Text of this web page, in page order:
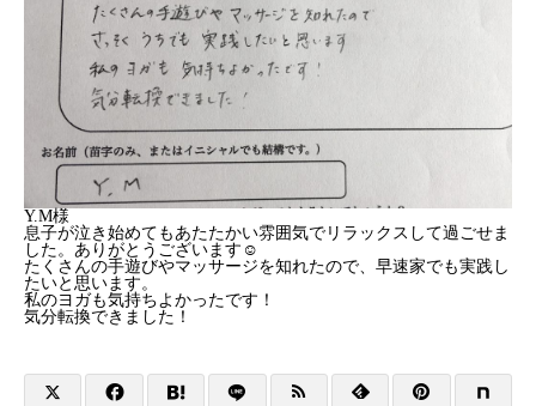
Y.M様
息子が泣き始めてもあたたかい雰囲気でリラックスして過ごせま
した。ありがとうございます☺️
たくさんの手遊びやマッサージを知れたので、早速家でも実践し
たいと思います。
私のヨガも気持ちよかったです！
気分転換できました！